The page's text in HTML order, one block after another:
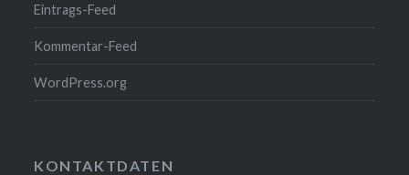
Eintrags-Feed
Kommentar-Feed
WordPress.org
KONTAKTDATEN